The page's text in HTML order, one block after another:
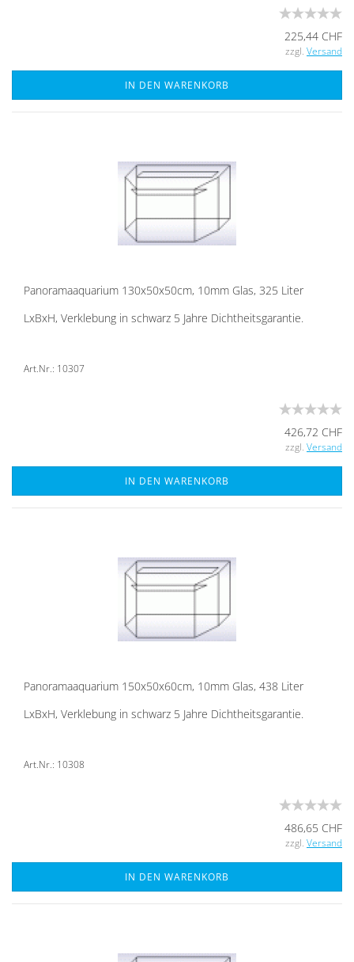
225,44 CHF
zzgl. Versand
IN DEN WARENKORB
Pan­ora­ma­aqua­ri­um 130x50x50cm, 10mm Glas, 325 Liter
LxBxH, Ver­kle­bung in schwarz 5 Jahre Dicht­heits­ga­ran­tie.
Art.Nr.: 10307
426,72 CHF
zzgl. Versand
IN DEN WARENKORB
Pan­ora­ma­aqua­ri­um 150x50x60cm, 10mm Glas, 438 Liter
LxBxH, Ver­kle­bung in schwarz 5 Jahre Dicht­heits­ga­ran­tie.
Art.Nr.: 10308
486,65 CHF
zzgl. Versand
IN DEN WARENKORB